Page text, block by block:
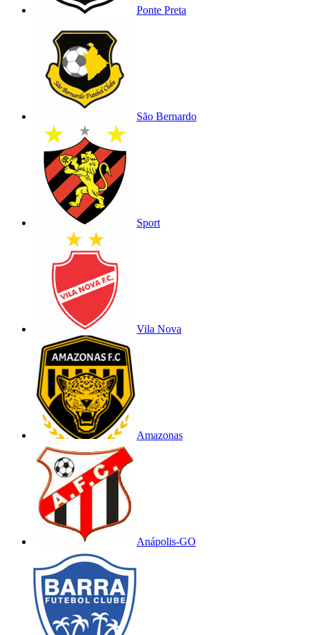
Ponte Preta
São Bernardo
Sport
Vila Nova
Amazonas
Anápolis-GO